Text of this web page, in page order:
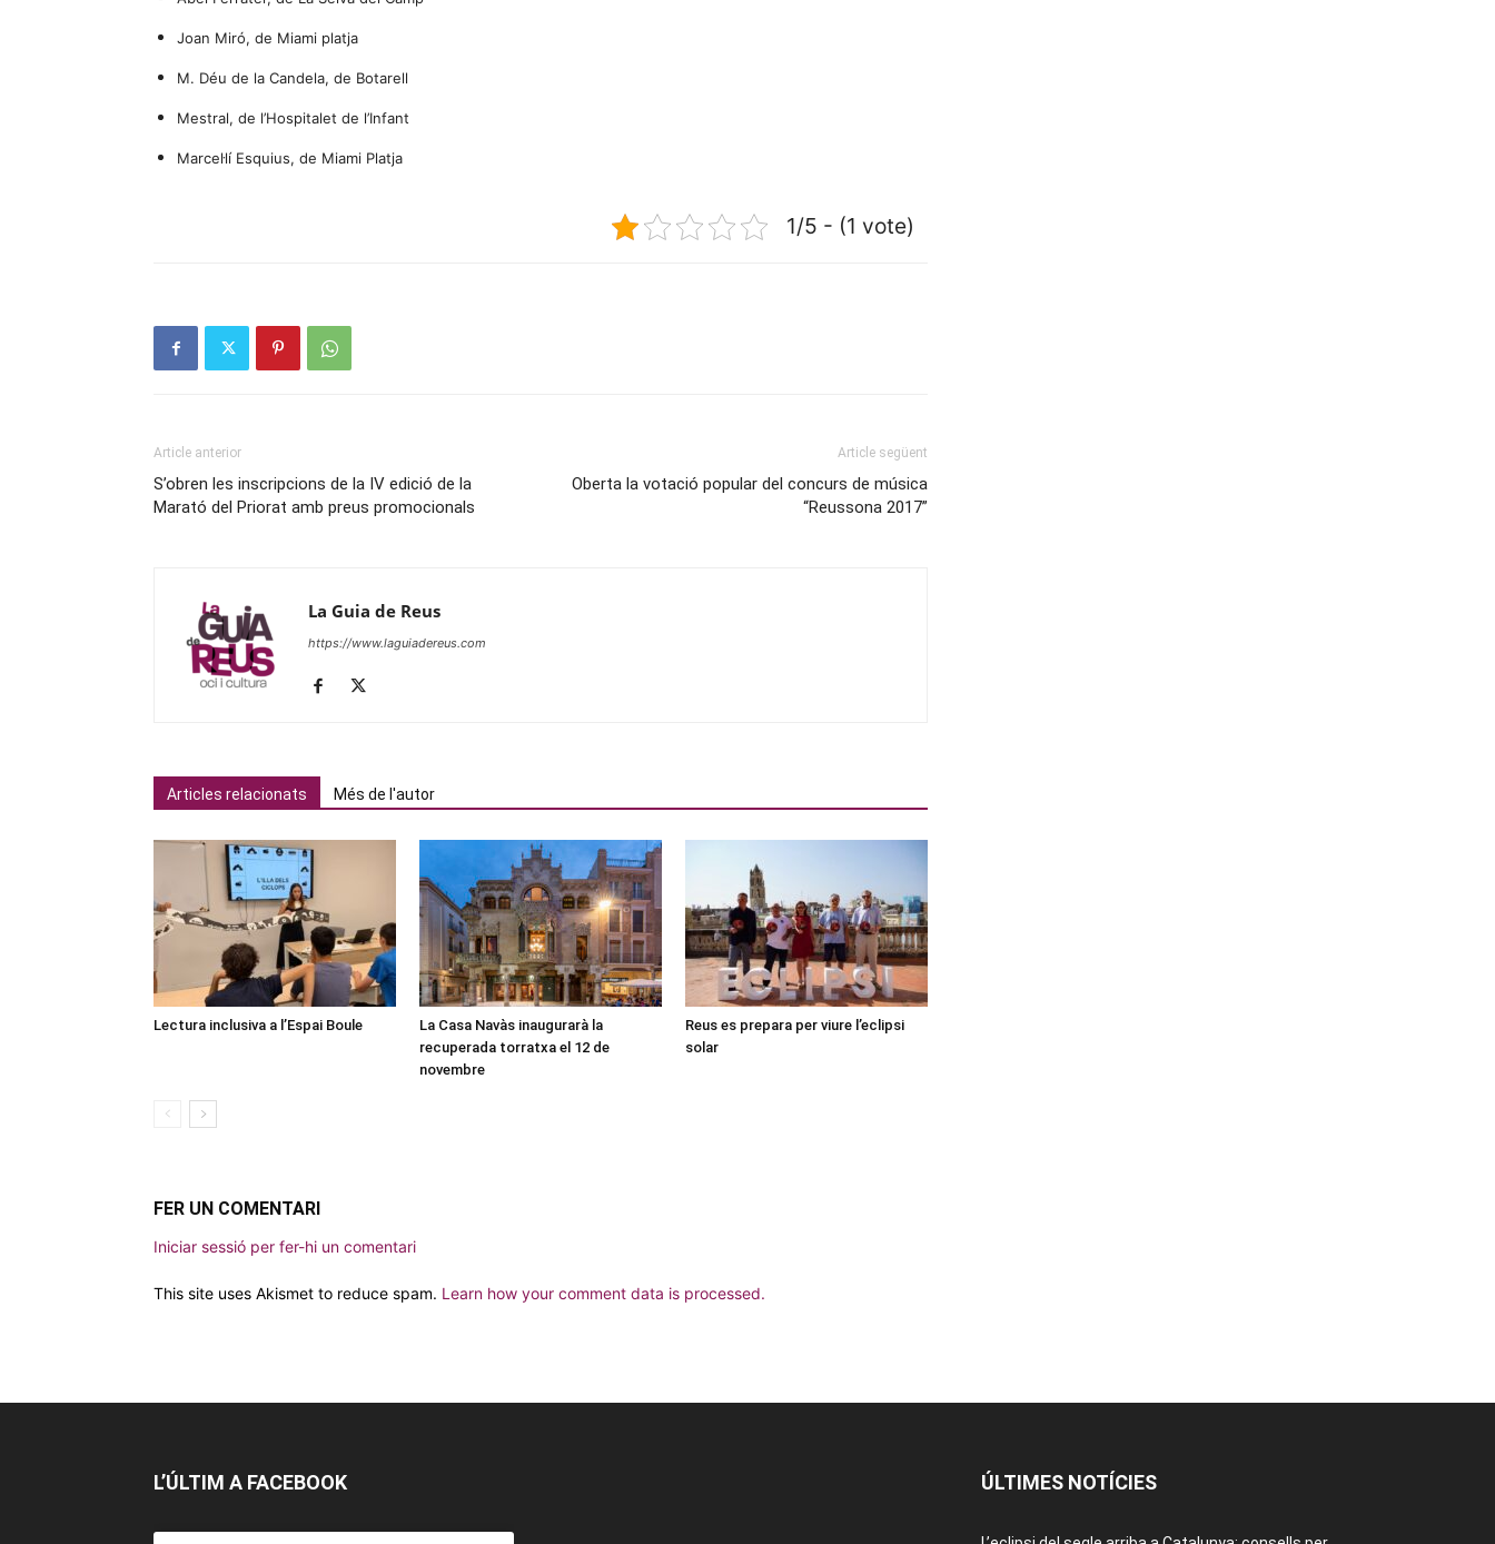
Joan Miró, de Miami platja
M. Déu de la Candela, de Botarell
Mestral, de l’Hospitalet de l’Infant
Marcel·lí Esquius, de Miami Platja
1/5 - (1 vote)
Article anterior
S’obren les inscripcions de la IV edició de la
Marató del Priorat amb preus promocionals
Article següent
Oberta la votació popular del concurs de música
“Reussona 2017”
La Guia de Reus
https://www.laguiadereus.com
Articles relacionats Més de l'autor
Lectura inclusiva a l’Espai Boule
La Casa Navàs inaugurarà la
recuperada torratxa el 12 de
novembre
Reus es prepara per viure l’eclipsi
solar
FER UN COMENTARI
Iniciar sessió per fer-hi un comentari
This site uses Akismet to reduce spam. Learn how your comment data is processed.
L’ÚLTIM A FACEBOOK ÚLTIMES NOTÍCIES